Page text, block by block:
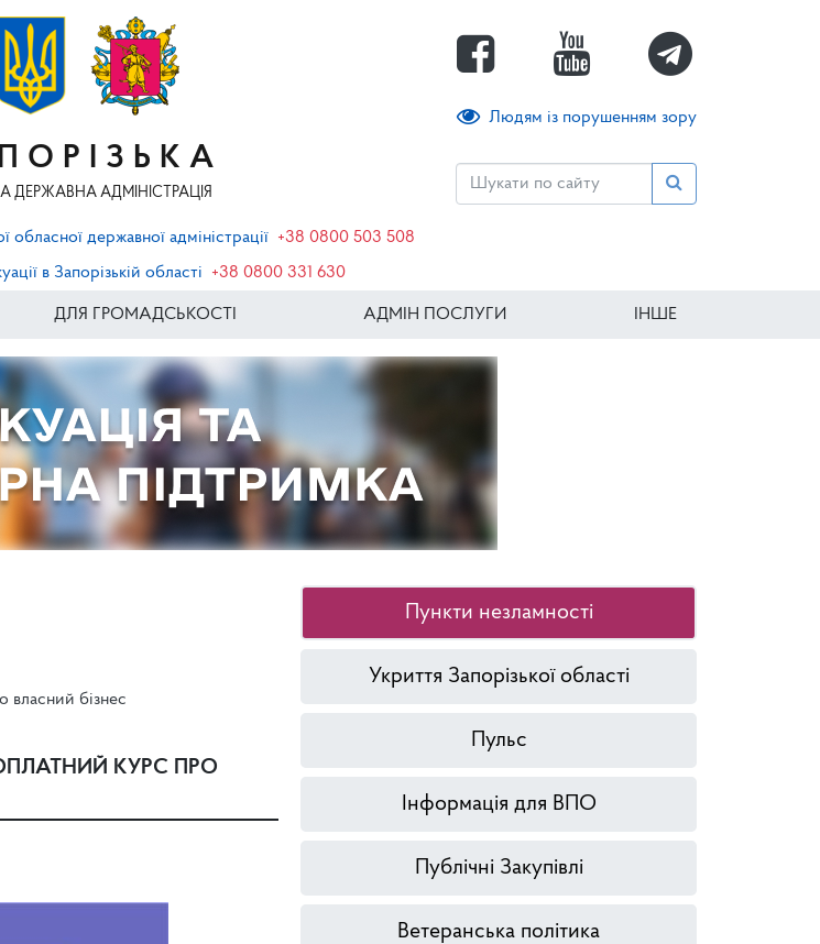
ДЕРЖАВНА АДМІНІСТРАЦІЯ
Людям із порушенням зору
обласної державної адміністрації +38 0800 503 508
в Запорізькій області
+38 0800 331 630
ДЛЯ ГРОМАДСЬКОСТІ АДМІН ПОСЛУГИ ІНШЕ
власний бізнес
КУРС ПРО
Пункти незламності
Укриття Запорізької області
Пульс
Інформація для ВПО
Публічні Закупівлі
Ветеранська політика